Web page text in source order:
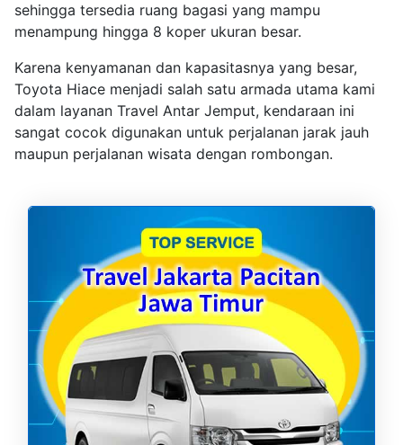
sehingga tersedia ruang bagasi yang mampu
menampung hingga 8 koper ukuran besar.
Karena kenyamanan dan kapasitasnya yang besar,
Toyota Hiace menjadi salah satu armada utama kami
dalam layanan Travel Antar Jemput, kendaraan ini
sangat cocok digunakan untuk perjalanan jarak jauh
maupun perjalanan wisata dengan rombongan.